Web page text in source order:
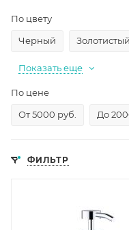
По цвету
Черный
Золотистый
Показать еще
По цене
От 5000 руб.
До
ФИЛЬТР